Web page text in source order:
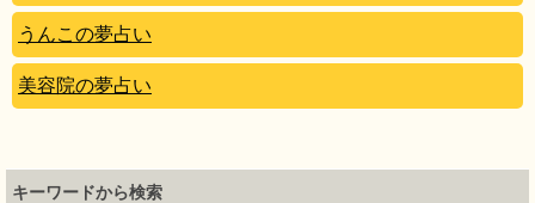
うんこの夢占い
美容院の夢占い
キーワードから検索